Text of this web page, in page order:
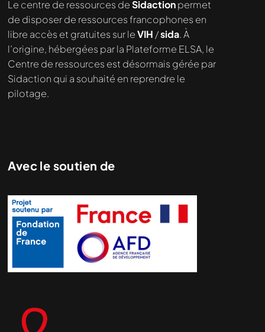
Nous cherchons le contenu
demandé....
Le centre de ressources deSidactionpermet
de disposer de ressources francophones en
libre accès et gratuites sur leVIH /sida. À
l’origine, hébergées par la Plateforme ELSA, le
Centre de ressources est désormais gérée par
Sidaction qui a souhaité en reprendre le
pilotage.
Avec le soutien de